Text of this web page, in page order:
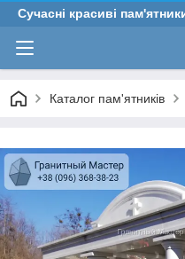
Сучасні красиві
Каталог пам'ятників